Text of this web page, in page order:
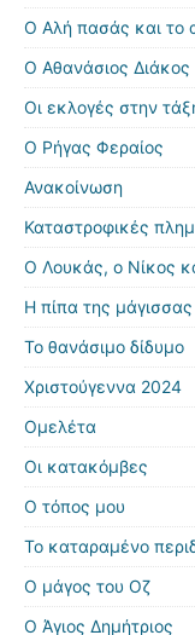
Ο Αλή πασάς και το
Ο Αθανάσιος Διάκος
Οι εκλογές στην
Ο Ρήγας Φεραίος
Ανακοίνωση
Καταστροφικές
Ο Λουκάς, ο Νίκος
Η πίπα της
Το θανάσιμο δίδυμο
Χριστούγεννα 2024
Ομελέτα
Οι κατακόμβες
Ο τόπος μου
Το καταραμένο
Ο μάγος του Οζ
Ο Άγιος Δημήτριος